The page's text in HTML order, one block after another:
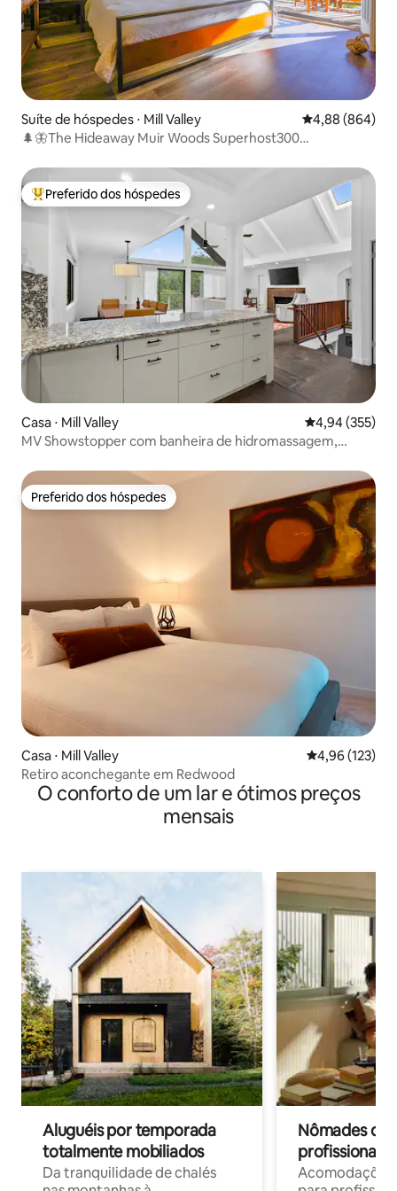
Suíte de hóspedes ⋅ Mill Valley 4,88 de uma
4,88 (864)
🌲🦋The Hideaway Muir Woods Superhost300
Entre os melhores preferidos dos hóspedes
Preferido dos hóspedes
Casa ⋅ Mill Valley 4,94 de uma
4,94 (355)
MV Showstopper com banheira de hidromassagem,
Preferido dos hóspedes
Preferido dos hóspedes
Casa ⋅ Mill Valley 4,96 de uma
4,96 (123)
Retiro aconchegante em Redwood
O conforto de um lar e ótimos preços
mensais
Aluguéis por temporada
totalmente mobiliados
Da tranquilidade de chalés
Nômades
profissionais